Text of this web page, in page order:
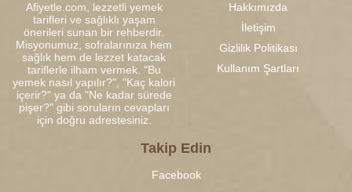
Afiyetle.com, lezzetli yemek
tarifleri ve sağlıklı yaşam
önerileri sunan bir rehberdir.
Misyonumuz, sofralarınıza hem
sağlık hem de lezzet katacak
tariflerle ilham vermek. "Bu
yemek nasıl yapılır?", "Kaç kalori
içerir?" ya da "Ne kadar sürede
pişer?" gibi soruların cevapları
için doğru adrestesiniz.
Hakkımızda
İletişim
Gizlilik Politikası
Kullanım Şartları
Takip Edin
Facebook